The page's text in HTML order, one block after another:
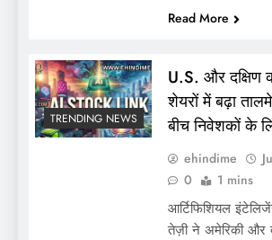
Read More
TRENDING NEWS
U.S. और दक्षिण
शेयरों में बढ़ा
बीच निवेशकों के
ehindime
0
1 mins
आर्टिफिशियल
तेज़ी ने अमेरिकी और